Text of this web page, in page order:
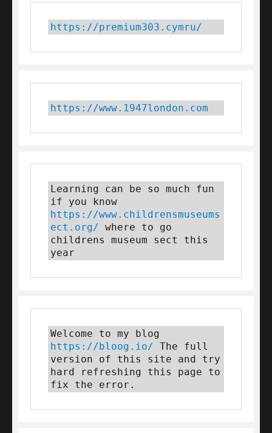
https://premium303.cymru/
https://www.1947london.com
Learning can be so much fun
https://www.childrensmuseums
ect.org/ where to go
childrens museum sect this
year
https://bloog.io/ The full
version of this site and try
hard refreshing this page to
fix the error.